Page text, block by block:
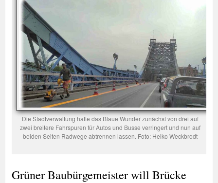
Die Stadtverwaltung hatte das Blaue Wunder zunächst von drei auf
zwei breitere Fahrspuren für Autos und Busse verringert und nun auf
beiden Seiten Radwege abtrennen lassen. Foto: Heiko Weckbrodt
Grüner Baubürgemeister will Brücke